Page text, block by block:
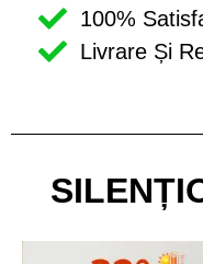
100%
Livrare Și